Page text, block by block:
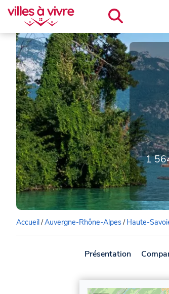
1
Accueil/Auvergne-Rhône-Alpes/ Haute-
Présentation